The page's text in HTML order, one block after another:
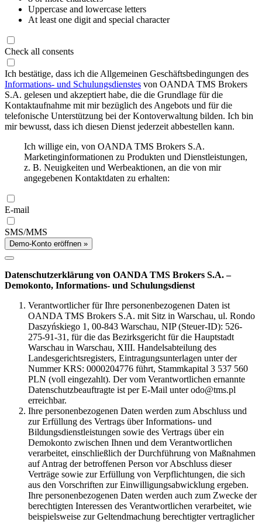
Uppercase and lowercase letters
At least one digit and special character
Check all consents
Ich bestätige, dass ich die Allgemeinen Geschäftsbedingungen des
Informations- und Schulungsdienstes von OANDA TMS Brokers
S.A. gelesen und akzeptiert habe, die die Grundlage für die
Kontaktaufnahme mit mir bezüglich des Angebots und für die
telefonische Unterstützung bei der Kontoverwaltung bilden. Ich bin
mir bewusst, dass ich diesen Dienst jederzeit abbestellen kann.
Ich willige ein, von OANDA TMS Brokers S.A.
Marketinginformationen zu Produkten und Dienstleistungen,
z. B. Neuigkeiten und Werbeaktionen, an die von mir
angegebenen Kontaktdaten zu erhalten:
E-mail
SMS/MMS
Demo-Konto eröffnen »
Datenschutzerklärung von OANDA TMS Brokers S.A. –
Demokonto, Informations- und Schulungsdienst
Verantwortlicher für Ihre personenbezogenen Daten ist
OANDA TMS Brokers S.A. mit Sitz in Warschau, ul. Rondo
Daszyńskiego 1, 00-843 Warschau, NIP (Steuer-ID): 526-
275-91-31, für die das Bezirksgericht für die Hauptstadt
Warschau in Warschau, XIII. Handelsabteilung des
Landesgerichtsregisters, Eintragungsunterlagen unter der
Nummer KRS: 0000204776 führt, Stammkapital 3 537 560
PLN (voll eingezahlt). Der vom Verantwortlichen ernannte
Datenschutzbeauftragte ist per E-Mail unter odo@tms.pl
erreichbar.
Ihre personenbezogenen Daten werden zum Abschluss und
zur Erfüllung des Vertrags über Informations- und
Bildungsdienstleistungen sowie des Vertrags über ein
Demokonto zwischen Ihnen und dem Verantwortlichen
verarbeitet, einschließlich der Durchführung von Maßnahmen
auf Antrag der betroffenen Person vor Abschluss dieser
Verträge sowie zur Erfüllung von Verpflichtungen, die sich
aus den Vorschriften zur Einwilligungsabwicklung ergeben.
Ihre personenbezogenen Daten werden auch zum Zwecke der
berechtigten Interessen des Verantwortlichen verarbeitet, wie
beispielsweise zur Geltendmachung berechtigter vertraglicher